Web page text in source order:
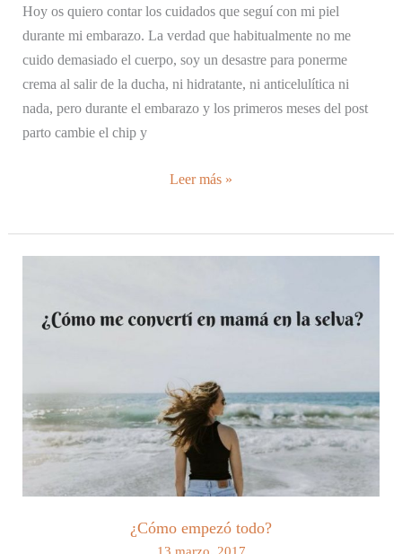
Hoy os quiero contar los cuidados que seguí con mi piel
durante mi embarazo. La verdad que habitualmente no me
cuido demasiado el cuerpo, soy un desastre para ponerme
crema al salir de la ducha, ni hidratante, ni anticelulítica ni
nada, pero durante el embarazo y los primeros meses del post
parto cambie el chip y
Rutina
Leer más »
¿Cómo empezó todo?
13 marzo, 2017